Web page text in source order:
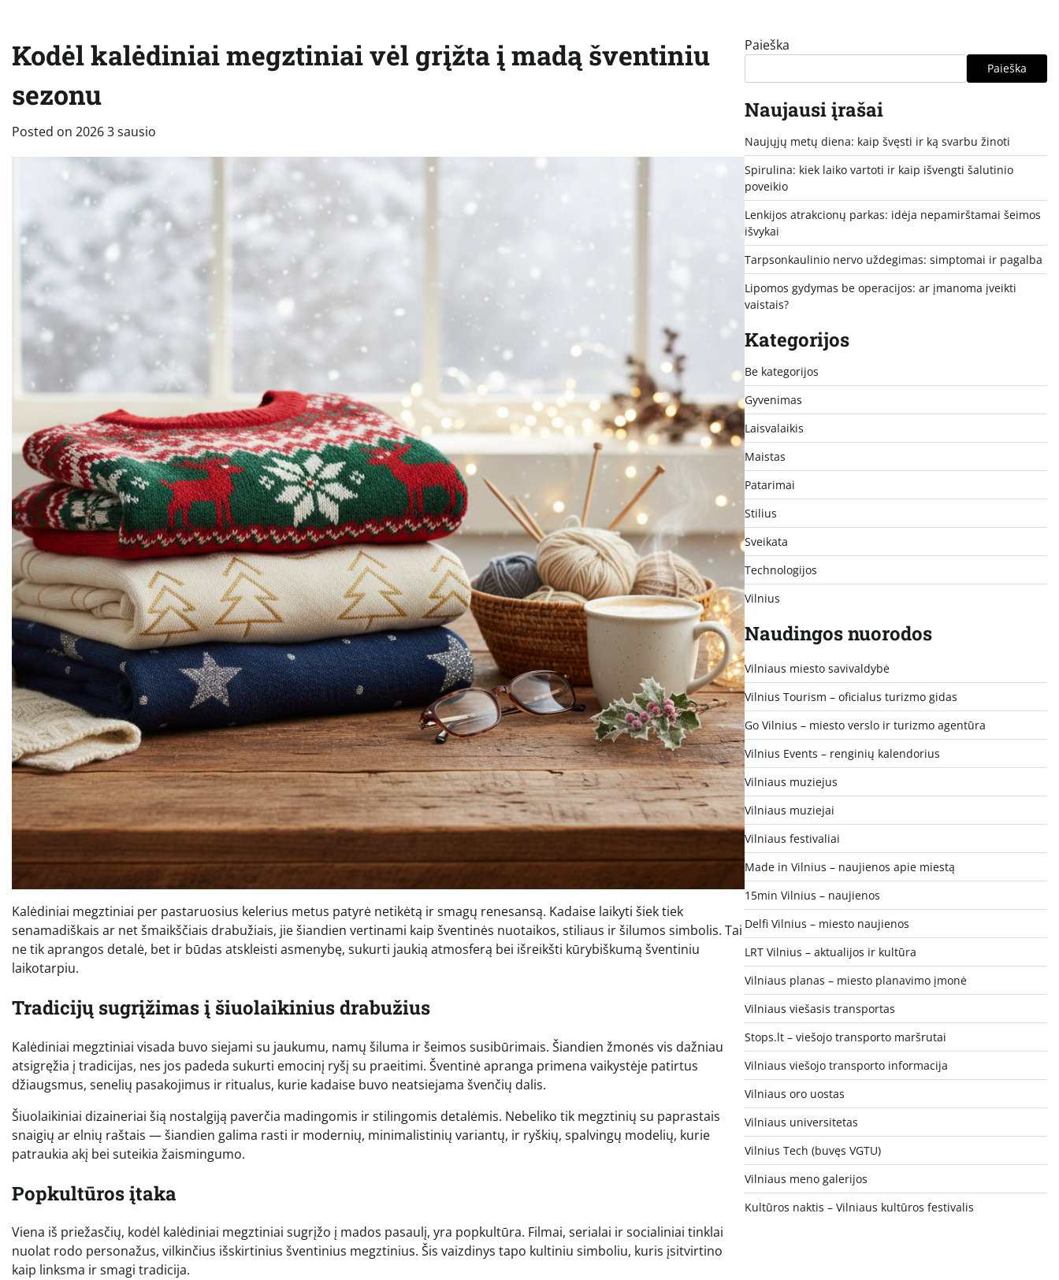
Kodėl kalėdiniai megztiniai vėl grįžta į madą šventiniu
sezonu
Posted on 2026 3 sausio
Kalėdiniai megztiniai per pastaruosius kelerius metus patyrė netikėtą ir smagų renesansą. Kadaise laikyti šiek tiek
senamadiškais ar net šmaikščiais drabužiais, jie šiandien vertinami kaip šventinės nuotaikos, stiliaus ir šilumos simbolis. Tai
ne tik aprangos detalė, bet ir būdas atskleisti asmenybę, sukurti jaukią atmosferą bei išreikšti kūrybiškumą šventiniu
laikotarpiu.
Tradicijų sugrįžimas į šiuolaikinius drabužius
Kalėdiniai megztiniai visada buvo siejami su jaukumu, namų šiluma ir šeimos susibūrimais. Šiandien žmonės vis dažniau
atsigręžia į tradicijas, nes jos padeda sukurti emocinį ryšį su praeitimi. Šventinė apranga primena vaikystėje patirtus
džiaugsmus, senelių pasakojimus ir ritualus, kurie kadaise buvo neatsiejama švenčių dalis.
Šiuolaikiniai dizaineriai šią nostalgiją paverčia madingomis ir stilingomis detalėmis. Nebeliko tik megztinių su paprastais
snaigių ar elnių raštais — šiandien galima rasti ir modernių, minimalistinių variantų, ir ryškių, spalvingų modelių, kurie
patraukia akį bei suteikia žaismingumo.
Popkultūros įtaka
Viena iš priežasčių, kodėl kalėdiniai megztiniai sugrįžo į mados pasaulį, yra popkultūra. Filmai, serialai ir socialiniai tinklai
nuolat rodo personažus, vilkinčius išskirtinius šventinius megztinius. Šis vaizdinys tapo kultiniu simboliu, kuris įsitvirtino
kaip linksma ir smagi tradicija.
Paieška
Paieška
Naujausi įrašai
Naujųjų metų diena: kaip švęsti ir ką svarbu žinoti
Spirulina: kiek laiko vartoti ir kaip išvengti šalutinio
poveikio
Lenkijos atrakcionų parkas: idėja nepamirštamai šeimos
išvykai
Tarpsonkaulinio nervo uždegimas: simptomai ir pagalba
Lipomos gydymas be operacijos: ar įmanoma įveikti
vaistais?
Kategorijos
Be kategorijos
Gyvenimas
Laisvalaikis
Maistas
Patarimai
Stilius
Sveikata
Technologijos
Vilnius
Naudingos nuorodos
Vilniaus miesto savivaldybė
Vilnius Tourism – oficialus turizmo gidas
Go Vilnius – miesto verslo ir turizmo agentūra
Vilnius Events – renginių kalendorius
Vilniaus muziejus
Vilniaus muziejai
Vilniaus festivaliai
Made in Vilnius – naujienos apie miestą
15min Vilnius – naujienos
Delfi Vilnius – miesto naujienos
LRT Vilnius – aktualijos ir kultūra
Vilniaus planas – miesto planavimo įmonė
Vilniaus viešasis transportas
Stops.lt – viešojo transporto maršrutai
Vilniaus viešojo transporto informacija
Vilniaus oro uostas
Vilniaus universitetas
Vilnius Tech (buvęs VGTU)
Vilniaus meno galerijos
Kultūros naktis – Vilniaus kultūros festivalis